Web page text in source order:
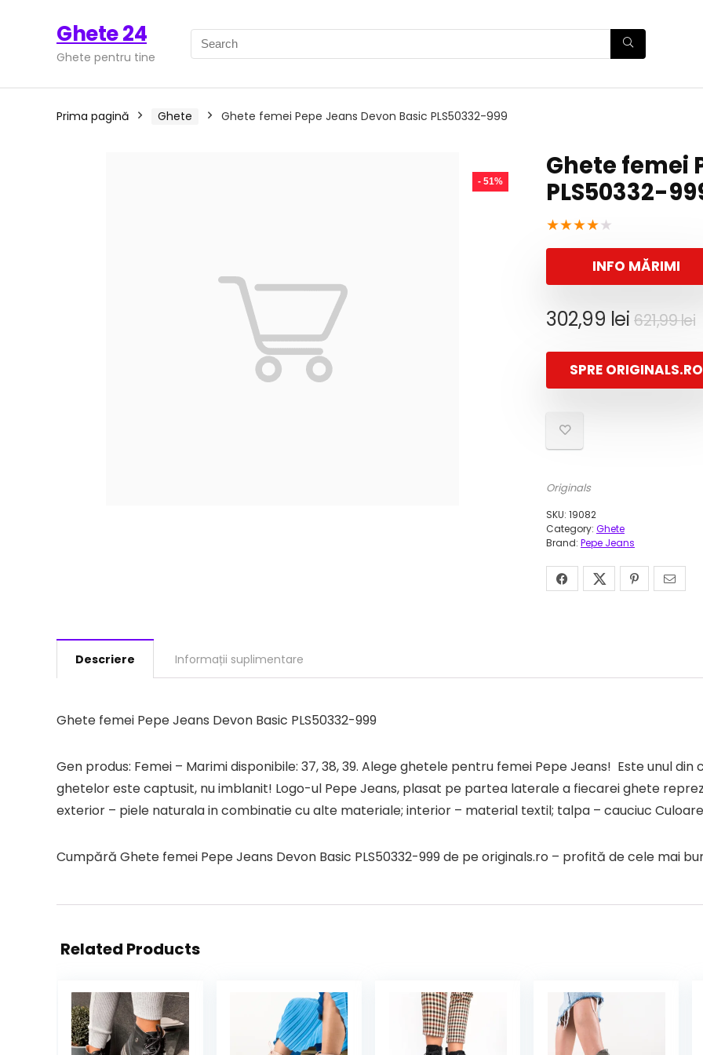
Ghete 24
Ghete pentru tine
Prima pagină Ghete Ghete femei Pepe Jeans Devon Basic PLS50332-999
- 51%
Ghete femei
PLS50332-
★★★★★
INFO MĂRIMI
621,99lei
a
302,99 lei
SPRE ORIGINALS.RO
Originals
SKU: 19082
Category: Ghete
Brand: Pepe Jeans
Descriere Informații suplimentare
Ghete femei Pepe Jeans Devon Basic PLS50332-999
Gen produs: Femei – Marimi disponibile: 37, 38, 39. Alege ghetele pentru femei Pepe Jeans! Este unul
ghetelor este captusit, nu imblanit! Logo-ul Pepe Jeans, plasat pe partea laterale a fiecarei ghete
exterior – piele naturala in combinatie cu alte materiale; interior – material textil; talpa – cauciuc
Cumpără Ghete femei Pepe Jeans Devon Basic PLS50332-999 de pe originals.ro – profită de cele mai
Related Products